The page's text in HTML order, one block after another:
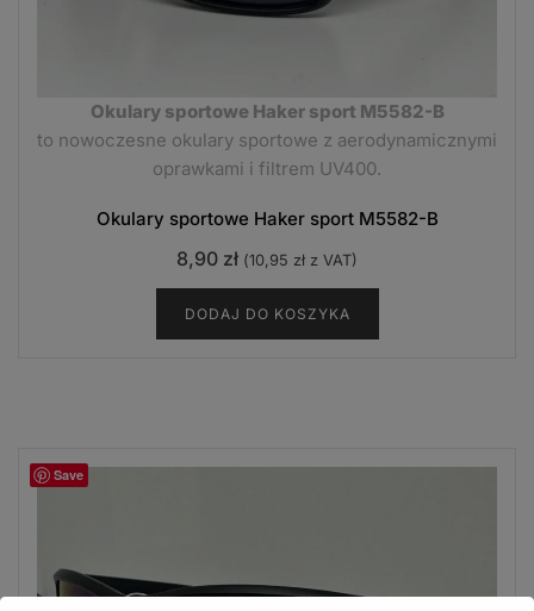
Okulary sportowe Haker sport M5582-B
to nowoczesne okulary sportowe z aerodynamicznymi
oprawkami i filtrem UV400.
Okulary sportowe Haker sport M5582-B
8,90 zł (10,95 zł z VAT)
DODAJ DO KOSZYKA
Save